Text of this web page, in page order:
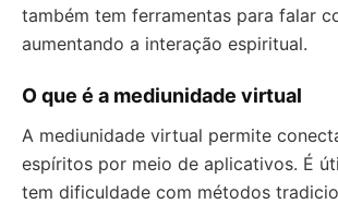
também tem ferramentas para falar
aumentando a interação espiritual.
O que é a mediunidade virtual
A mediunidade virtual permite
espíritos por meio de aplicativos. É
tem dificuldade com métodos